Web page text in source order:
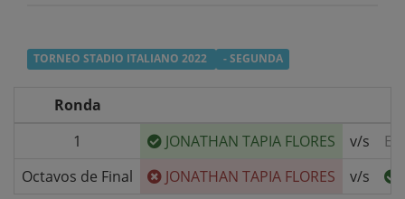
TORNEO STADIO ITALIANO 2022 - SEGUNDA
Ronda
1
JONATHAN TAPIA FLORES v/s
Octavos de Final
JONATHAN TAPIA FLORES v/s